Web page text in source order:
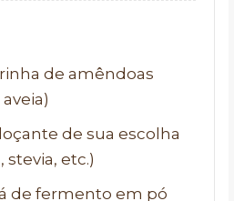
de amêndoas
de sua escolha
stevia, etc.)
de fermento em pó